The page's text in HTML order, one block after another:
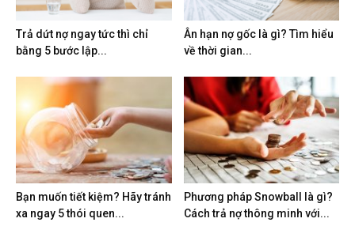
Trả dứt nợ ngay tức thì chỉ
bằng 5 bước lập...
Ân hạn nợ gốc là gì? Tìm hiểu
về thời gian...
Bạn muốn tiết kiệm? Hãy tránh
xa ngay 5 thói quen...
Phương pháp Snowball là gì?
Cách trả nợ thông minh với...